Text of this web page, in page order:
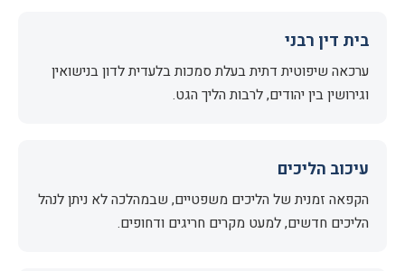
בית דין רבני
ערכאה שיפוטית דתית בעלת סמכות בלעדית לדון בנישואין
וגירושין בין יהודים, לרבות הליך הגט.
עיכוב הליכים
הקפאה זמנית של הליכים משפטיים, שבמהלכה לא ניתן לנהל
הליכים חדשים, למעט מקרים חריגים ודחופים.